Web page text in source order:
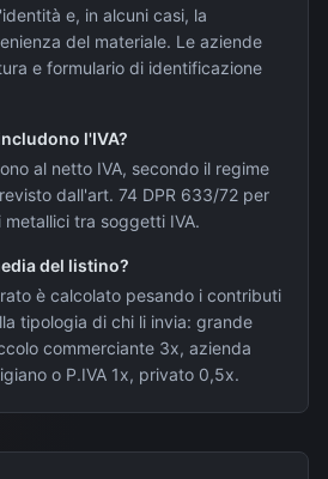
e, in alcuni casi, la
del materiale. Le aziende
e formulario di identificazione
l'IVA?
al netto IVA, secondo il regime
dall'art. 74 DPR 633/72 per
tra soggetti IVA.
del listino?
è calcolato pesando i contributi
tipologia di chi li invia: grande
commerciante 3x, azienda
o P.IVA 1x, privato 0,5x.